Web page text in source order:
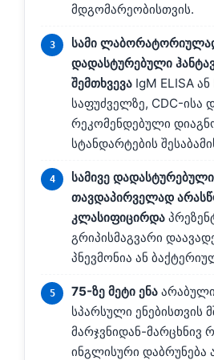
მდგომარეობისთვის.
სამი
დადასტურებული
შემთხვევა IgM ELISA
საფუძველზე, CDC-ისა
რეკომენდებული
სტანდარტების
სამივე
თავდაპირველად
კლასიფიცირდა
გრიპისმაგვარი
პნევმონია ან
75-ზე მეტი ენა
სპარსული ენებისთვის
მარჯვნიდან-მარცხნივ
ინგლისური დაბრუნება